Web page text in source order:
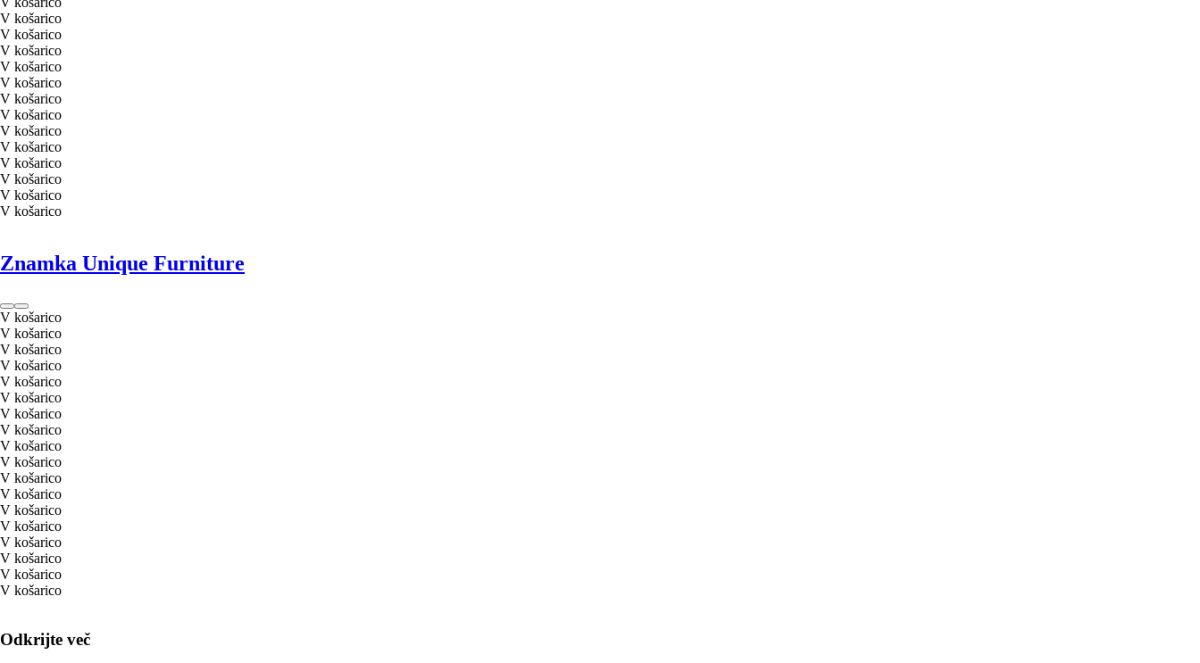
V košarico
V košarico
V košarico
V košarico
V košarico
V košarico
V košarico
V košarico
V košarico
V košarico
V košarico
V košarico
V košarico
Znamka Unique Furniture
V košarico
V košarico
V košarico
V košarico
V košarico
V košarico
V košarico
V košarico
V košarico
V košarico
V košarico
V košarico
V košarico
V košarico
V košarico
V košarico
V košarico
V košarico
Odkrijte več